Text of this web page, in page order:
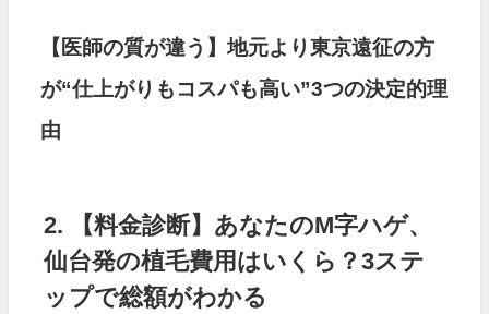
【医師の質が違う】地元より東京遠征の方
が“仕上がりもコスパも高い”3つの決定的理
由
2. 【料金診断】あなたのM字ハゲ、
仙台発の植毛費用はいくら？3ステ
ップで総額がわかる